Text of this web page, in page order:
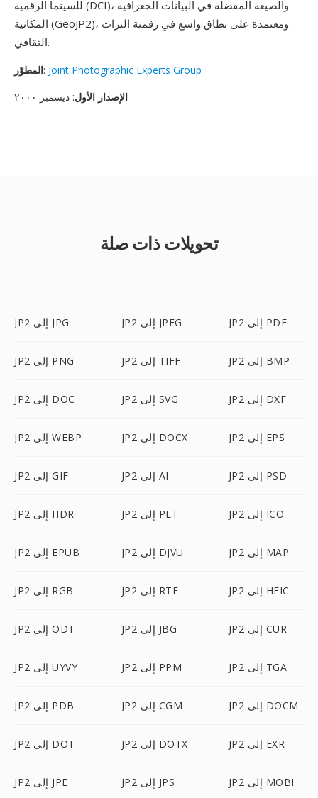
للسينما الرقمية (DCI)، والصيغة المفضلة في البيانات الجغرافية
المكانية (GeoJP2)، ومعتمدة على نطاق واسع في رقمنة التراث
الثقافي.
المطوّر: Joint Photographic Experts Group
الإصدار الأول: ديسمبر ٢٠٠٠
تحويلات ذات صلة
JP2 إلى JPG JP2 إلى JPEG JP2 إلى PDF
JP2 إلى PNG JP2 إلى TIFF JP2 إلى BMP
JP2 إلى DOC JP2 إلى SVG JP2 إلى DXF
JP2 إلى WEBP JP2 إلى DOCX JP2 إلى EPS
JP2 إلى GIF JP2 إلى AI JP2 إلى PSD
JP2 إلى HDR JP2 إلى PLT JP2 إلى ICO
JP2 إلى EPUB JP2 إلى DJVU JP2 إلى MAP
JP2 إلى RGB JP2 إلى RTF JP2 إلى HEIC
JP2 إلى ODT JP2 إلى JBG JP2 إلى CUR
JP2 إلى UYVY JP2 إلى PPM JP2 إلى TGA
JP2 إلى PDB JP2 إلى CGM JP2 إلى DOCM
JP2 إلى DOT JP2 إلى DOTX JP2 إلى EXR
JP2 إلى JPE JP2 إلى JPS JP2 إلى MOBI